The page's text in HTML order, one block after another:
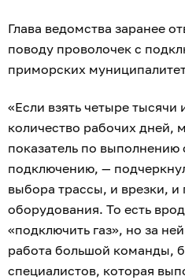
Глава ведомства заранее
поводу проволочек с
приморских
«Если взять четыре тысячи
количество рабочих дней,
показатель по выполнению
подключению, —
выбора трассы, и врезки, и
оборудования. То есть
«подключить газ», но за
работа большой команды,
специалистов, которая